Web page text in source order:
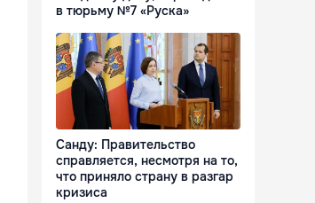
в тюрьму №7 «Руска»
Санду: Правительство
справляется, несмотря на то,
что приняло страну в разгар
кризиса